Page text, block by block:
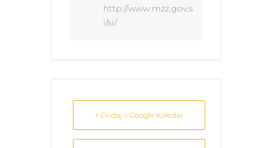
http://www.mzz.gov.s
i/si/
+ Dodaj v Google Koledar